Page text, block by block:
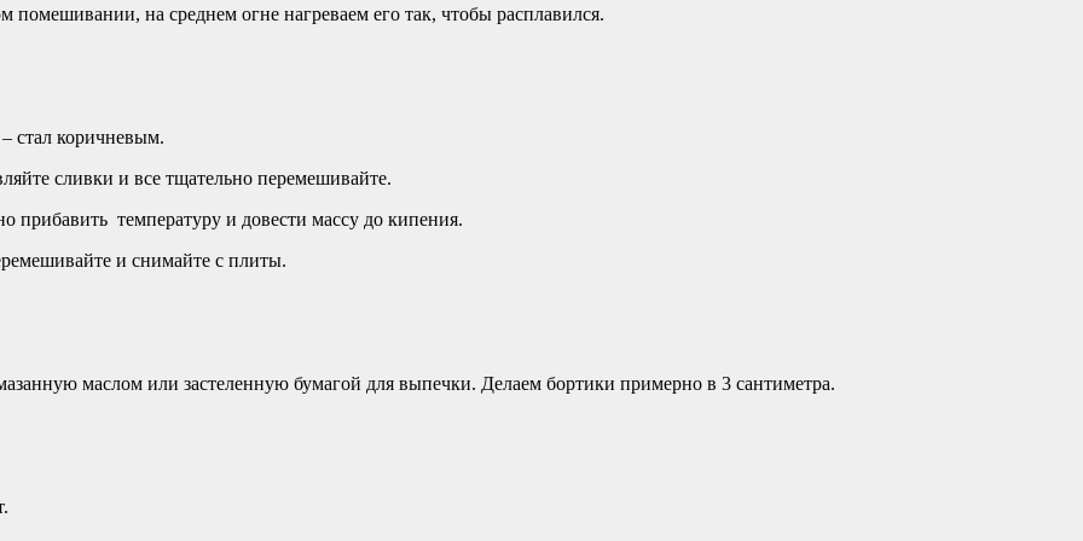
на среднем огне нагреваем его так, чтобы расплавился.
стал коричневым.
сливки и все тщательно перемешивайте.
прибавить температуру и довести массу до кипения.
и снимайте с плиты.
маслом или застеленную бумагой для выпечки. Делаем бортики примерно в 3 сантиметра.